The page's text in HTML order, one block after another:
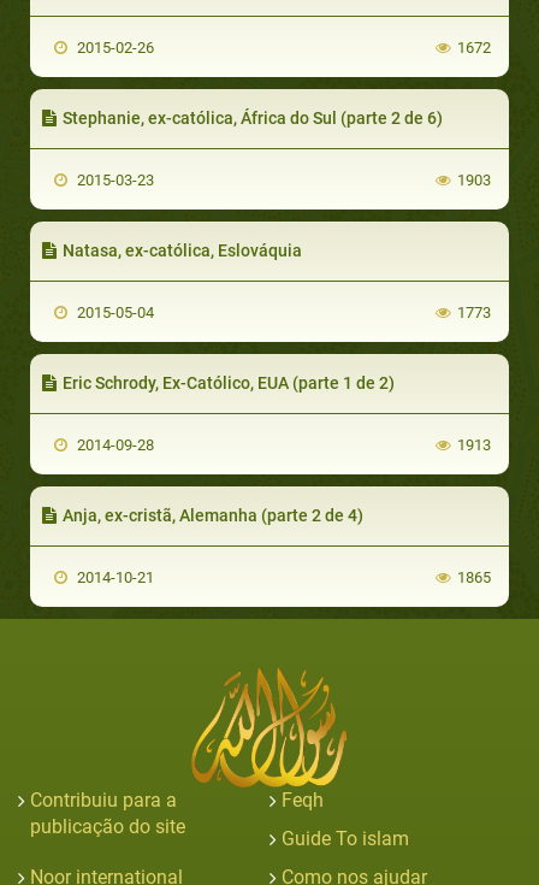
2015-02-26 1672
Stephanie, ex-católica, África do Sul (parte 2 de 6)
2015-03-23 1903
Natasa, ex-católica, Eslováquia
2015-05-04 1773
Eric Schrody, Ex-Católico, EUA (parte 1 de 2)
2014-09-28 1913
Anja, ex-cristã, Alemanha (parte 2 de 4)
2014-10-21 1865
Contribuiu para a
publicação do site
Feqh
Guide To islam
Noor international
Como nos ajudar